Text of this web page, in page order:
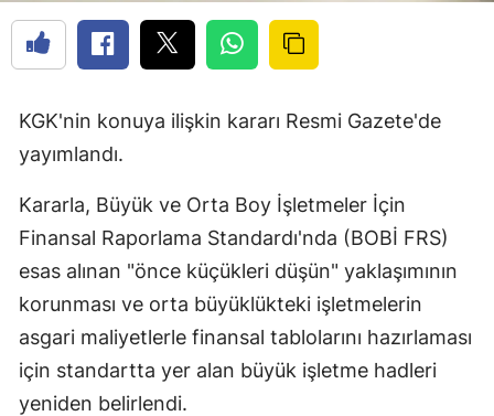
KGK'nin konuya ilişkin kararı Resmi Gazete'de
yayımlandı.
Kararla, Büyük ve Orta Boy İşletmeler İçin
Finansal Raporlama Standardı'nda (BOBİ FRS)
esas alınan "önce küçükleri düşün" yaklaşımının
korunması ve orta büyüklükteki işletmelerin
asgari maliyetlerle finansal tablolarını hazırlaması
için standartta yer alan büyük işletme hadleri
yeniden belirlendi.